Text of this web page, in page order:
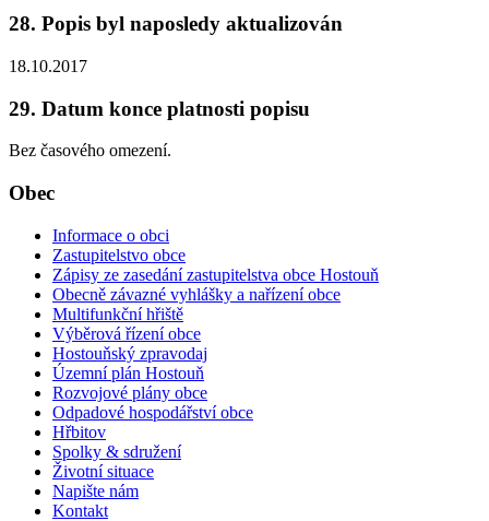
28. Popis byl naposledy aktualizován
18.10.2017
29. Datum konce platnosti popisu
Bez časového omezení.
Obec
Informace o obci
Zastupitelstvo obce
Zápisy ze zasedání zastupitelstva obce Hostouň
Obecně závazné vyhlášky a nařízení obce
Multifunkční hřiště
Výběrová řízení obce
Hostouňský zpravodaj
Územní plán Hostouň
Rozvojové plány obce
Odpadové hospodářství obce
Hřbitov
Spolky & sdružení
Životní situace
Napište nám
Kontakt